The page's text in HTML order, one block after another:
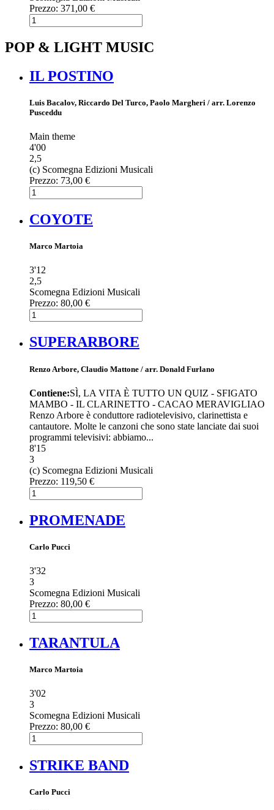
Prezzo: 371,00 €
POP & LIGHT MUSIC
IL POSTINO
Luis Bacalov, Riccardo Del Turco, Paolo Margheri / arr. Lorenzo
Pusceddu
Main theme
4'00
2,5
(c) Scomegna Edizioni Musicali
Prezzo: 73,00 €
COYOTE
Marco Martoia
3'12
2,5
Scomegna Edizioni Musicali
Prezzo: 80,00 €
SUPERARBORE
Renzo Arbore, Claudio Mattone / arr. Donald Furlano
Contiene:SÌ, LA VITA È TUTTO UN QUIZ - SFIGATO
MAMBO - IL CLARINETTO - CACAO MERAVIGLIAO
Renzo Arbore è conduttore radiotelevisivo, clarinettista e
cantautore. Molte le canzoni che sono state lanciate dai suoi
programmi televisivi: abbiamo...
8'15
3
(c) Scomegna Edizioni Musicali
Prezzo: 119,50 €
PROMENADE
Carlo Pucci
3'32
3
Scomegna Edizioni Musicali
Prezzo: 80,00 €
TARANTULA
Marco Martoia
3'02
3
Scomegna Edizioni Musicali
Prezzo: 80,00 €
STRIKE BAND
Carlo Pucci